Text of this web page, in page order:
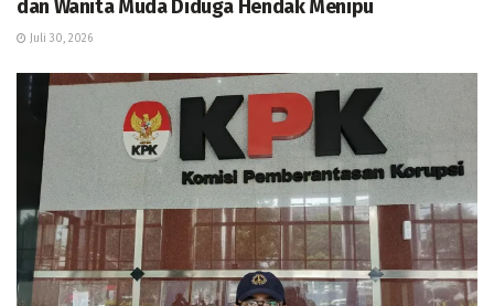
dan Wanita Muda Diduga Hendak Menipu
Juli 30, 2026